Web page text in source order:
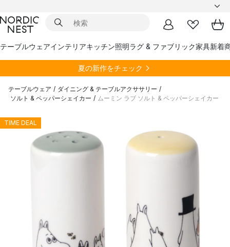
テーブルウェアインテリアキッチン照明ラグ & ファブリック家具新着
夏の新作をチェック
テーブルウェア / ダイニング & テーブルアクササリー /
ソルト & ペッパーシェイカー / ムーミン ラブ ソルト & ペッパーシェイカー
TIME DEAL